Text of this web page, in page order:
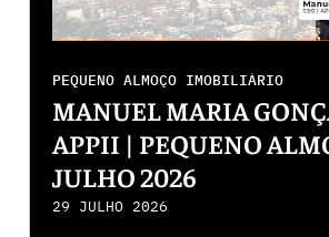
PEQUENO ALMOÇO IMOBILIÁRIO
MANUEL MARIA
APPII | PEQUENO
JULHO 2026
29 JULHO 2026